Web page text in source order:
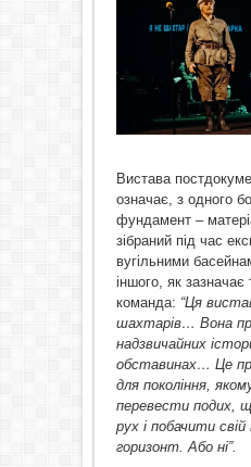
Вистава
означає, з одного
фундамент –
зібраний під час
вугільними
іншого, як зазначає
команда: “Ця
шахтарів… Вона
надзвичайних
обставинах… Це
для покоління,
перевести подих,
рух і побачити
горизонт. Або ні”.